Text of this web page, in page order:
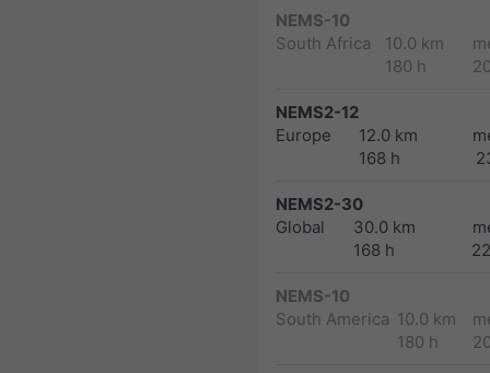
NEMS-10
South Africa
10.0 km
180 h
NEMS2-12
Europe
12.0 km
168 h
NEMS2-30
Global
30.0 km
168 h
NEMS-10
South America 10.0 km
180 h